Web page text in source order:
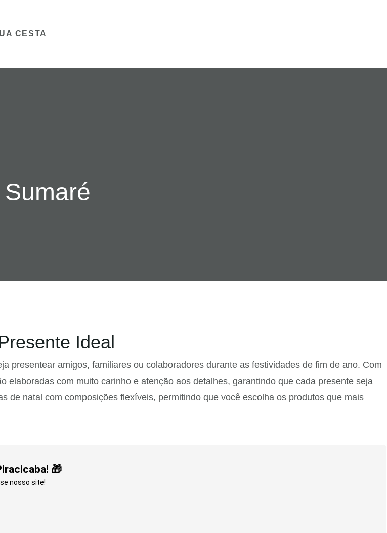
CESTA
Ideal
presentear amigos, familiares ou colaboradores durante as festividades de fim de ano. Com
elaboradas com muito carinho e atenção aos detalhes, garantindo que cada presente seja
de natal com composições flexíveis, permitindo que você escolha os produtos que mais
🎁
nosso site!